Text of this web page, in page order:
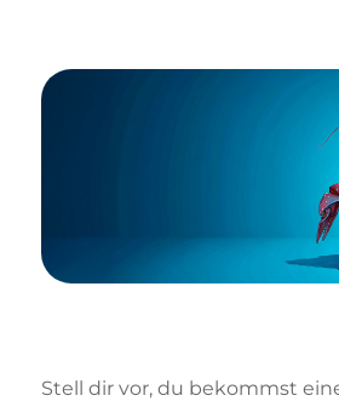
Stell dir vor, du bekommst